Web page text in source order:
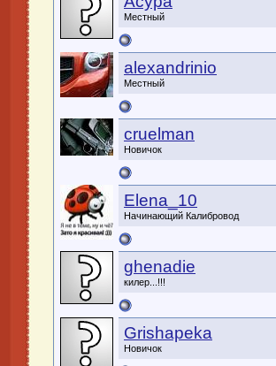
Местный
alexandrinio
Местный
cruelman
Новичок
Elena_10
Начинающий Калибровод
ghenadie
килер...!!!
Grishapeka
Новичок